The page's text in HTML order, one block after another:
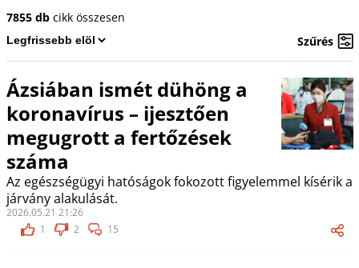
7855 dbcikk összesen
Szűrés
Ázsiában ismét dühöng a
koronavírus – ijesztően
megugrott a fertőzések
száma
Az egészségügyi hatóságok fokozott figyelemmel kísérik a
járvány alakulását.
2026.05.21 21:26
1
2 15